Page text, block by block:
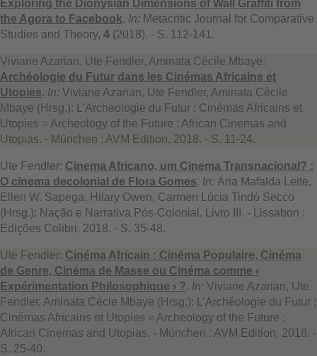
Exploring the Dionysian Dimensions of Wall Graffiti from
the Agora to Facebook. In: Metacritic Journal for Comparative
Studies and Theory, 4 (2018). - S. 112-141.
Viviane Azarian, Ute Fendler, Aminata Cécile Mbaye:
Archéologie du Futur dans les Cinémas Africains et
Utopies. In: Viviane Azarian, Ute Fendler, Aminata Cécile
Mbaye (Hrsg.): L’Archéologie du Futur : Cinémas Africains et
Utopies = Archeology of the Future : African Cinemas and
Utopias. - München : AVM Edition, 2018. - S. 11-24.
Ute Fendler: Cinema Africano, um Cinema Transnacional? :
O cinema decolonial de Flora Gomes. In: Ana Mafalda Leite,
Ellen W. Sapega, Hilary Owen, Carmen Lúcia Tindó Secco
(Hrsg.): Nação e Narrativa Pós-Colonial. Livro III. - Lissabon :
Edições Colibri, 2018. - S. 35-48.
Ute Fendler: Cinéma Africain : Cinéma Populaire, Cinéma
de Genre, Cinéma de Masse ou Cinéma comme ‹
Expérimentation Philosophique › ?. In: Viviane Azarian, Ute
Fendler, Aminata Cécle Mbaye (Hrsg.): L’Archéologie du Futur :
Cinémas Africains et Utopies = Archeology of the Future :
African Cinemas and Utopias. - München : AVM Edition, 2018. -
S. 25-40.